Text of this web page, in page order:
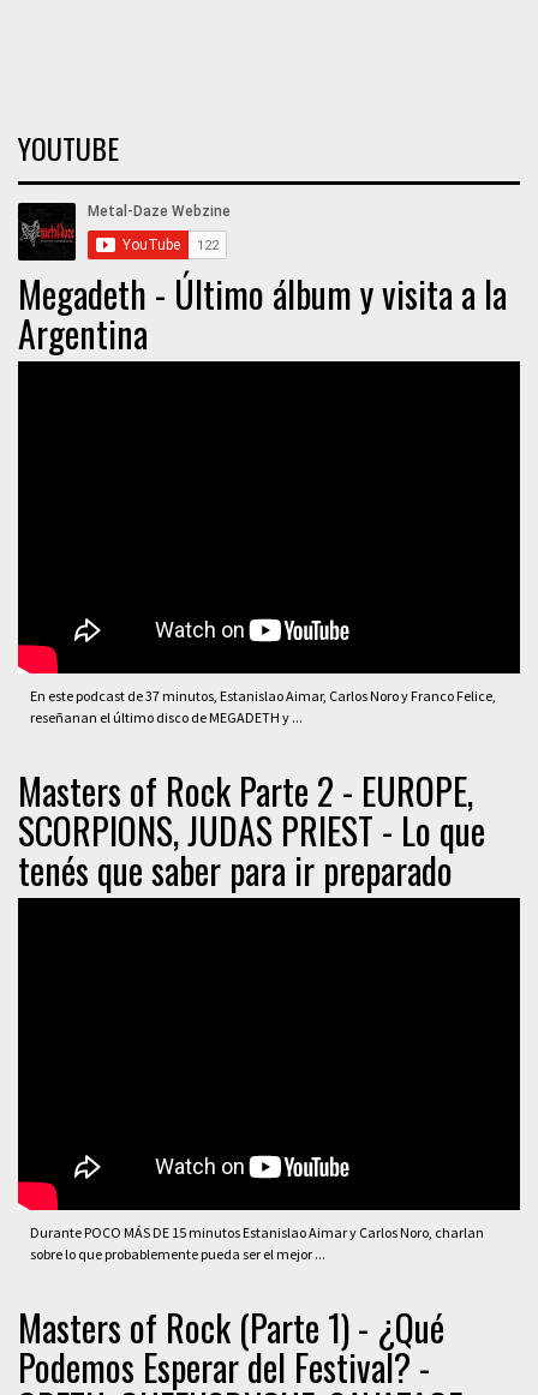
YOUTUBE
Megadeth - Último álbum y visita a la
Argentina
En este podcast de 37 minutos, Estanislao Aimar, Carlos Noro y Franco Felice,
reseñanan el último disco de MEGADETH y ...
Masters of Rock Parte 2 - EUROPE,
SCORPIONS, JUDAS PRIEST - Lo que
tenés que saber para ir preparado
Durante POCO MÁS DE 15 minutos Estanislao Aimar y Carlos Noro, charlan
sobre lo que probablemente pueda ser el mejor ...
Masters of Rock (Parte 1) - ¿Qué
Podemos Esperar del Festival? -